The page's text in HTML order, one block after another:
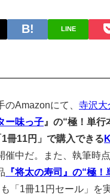
LINE
のAmazonにて、 寺沢大
ー味っ子 』の“極！単行
冊11円」で購入できる
催中だ。また、執筆時
『将太の寿司』の“極！
「1冊11円セール」を